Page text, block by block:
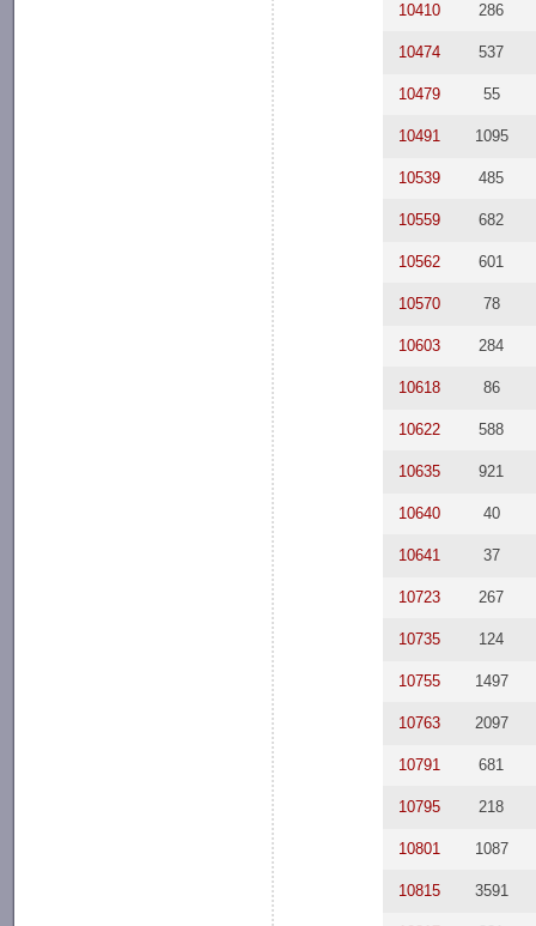
10410 286
10474 537
10479 55
10491 1095
10539 485
10559 682
10562 601
10570 78
10603 284
10618 86
10622 588
10635 921
10640 40
10641 37
10723 267
10735 124
10755 1497
10763 2097
10791 681
10795 218
10801 1087
10815 3591